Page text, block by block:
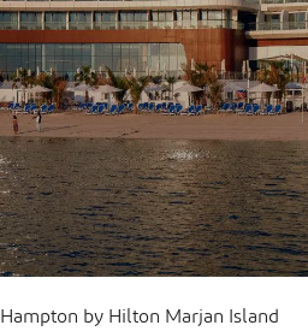
Hampton by Hilton Marjan Island